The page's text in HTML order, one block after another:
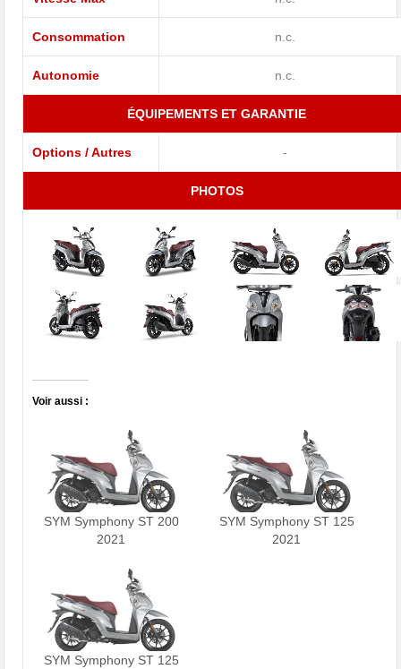
Consommation n.c.
Autonomie n.c.
ÉQUIPEMENTS ET GARANTIE
Options / Autres -
PHOTOS
Voir aussi :
SYM Symphony ST 200
2021
SYM Symphony ST 125
2021
SYM Symphony ST 125